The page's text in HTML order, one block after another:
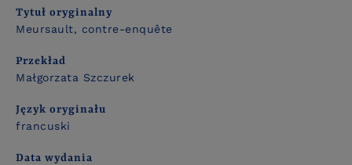
Tytuł oryginalny
Meursault, contre-enquête
Przekład
Małgorzata Szczurek
Język oryginału
francuski
Data wydania